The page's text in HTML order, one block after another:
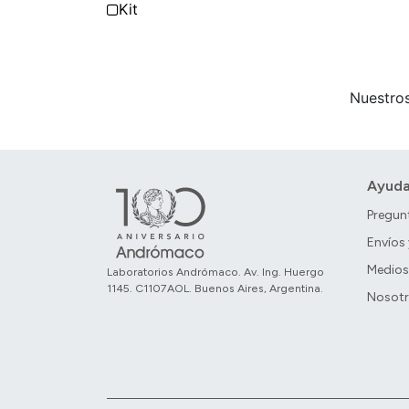
Kit
Filtrar por Tipo de producto (Individual o
Laboratorios Andrómaco. Av. Ing. Huergo
1145. C1107AOL. Buenos Aires, Argentina.
Ayuda
Envíos